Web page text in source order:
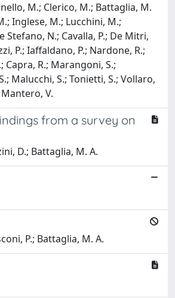
M.; Clerico, M.; Battaglia, M.
Inglese, M.; Lucchini, M.;
Stefano, N.; Cavalla, P.; De Mitri,
P.; Iaffaldano, P.; Nardone, R.;
Capra, R.; Marangoni, S.;
Malucchi, S.; Tonietti, S.; Vollaro,
V.
from a survey on
D.; Battaglia, M. A.
P.; Battaglia, M. A.